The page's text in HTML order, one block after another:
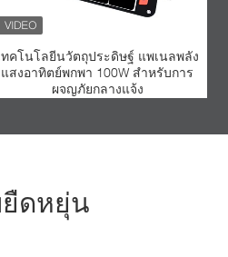
ทคโนโลยีนวัตถุประดิษฐ์ แพเนลพลัง
แสงอาทิตย์พกพา 100W สําหรับการ
ผจญภัยกลางแจ้ง
ดหยุ่น